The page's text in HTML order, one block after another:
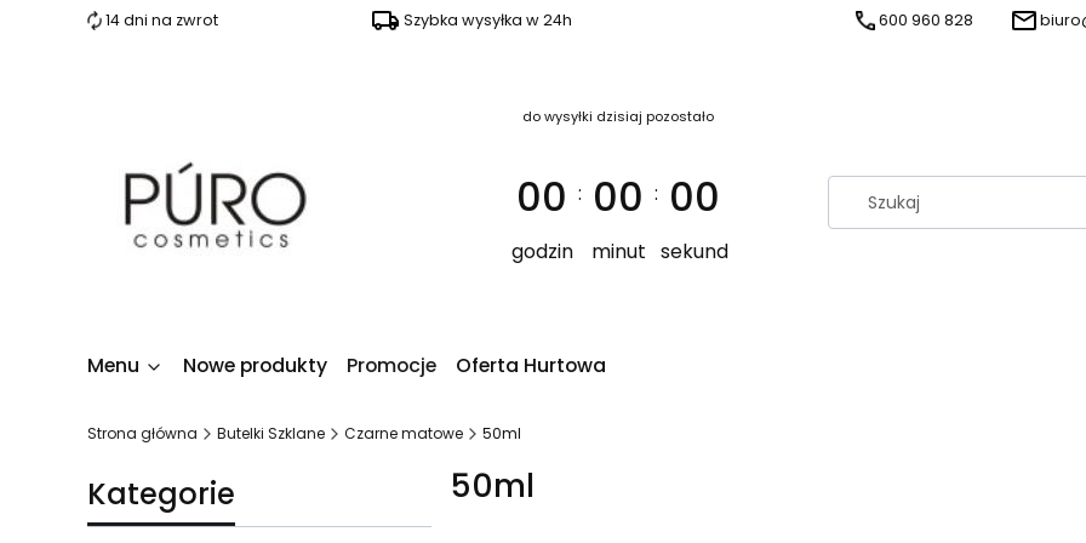
14 dni na zwrot Szybka wysyłka w 24h 600 960 828
do wysyłki dzisiaj pozostało
00
godzin
: 00
minut
: 00
sekund
Menu Nowe produkty Promocje Oferta Hurtowa
Strona główna Butelki Szklane Czarne matowe 50ml
Kategorie 50ml